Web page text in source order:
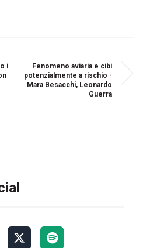
i
Fenomeno aviaria e cibi
potenzialmente a rischio -
Mara Besacchi, Leonardo
Guerra